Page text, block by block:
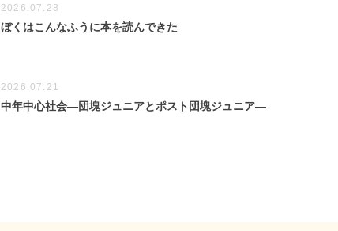
2026.07.28
ぼくはこんなふうに本を読んできた
2026.07.21
中年中心社会―団塊ジュニアとポスト団塊ジュニア―